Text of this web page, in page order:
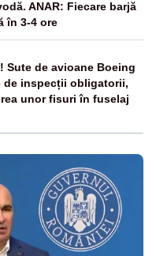
ANAR: Fiecare barjă
în 3-4 ore
Sute de avioane Boeing
de inspecții obligatorii,
unor fisuri în fuselaj